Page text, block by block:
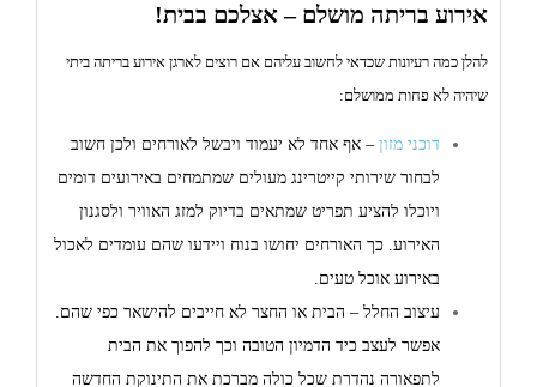
אירוע בריתה מושלם – אצלכם בבית!
להלן כמה רעיונות שכדאי לחשוב עליהם אם רוצים לארגן אירוע בריתה ביתי
שיהיה לא פחות ממושלם:
דוכני מזון – אף אחד לא יעמוד ויבשל לאורחים ולכן חשוב
לבחור שירותי קייטרינג מעולים שמתמחים באירועים דומים
ויוכלו להציע תפריט שמתאים בדיוק למזג האוויר ולסגנון
האירוע. כך האורחים יחושו בנוח ויידעו שהם עומדים לאכול
באירוע אוכל טעים.
עיצוב החלל – הבית או החצר לא חייבים להישאר כפי שהם.
אפשר לעצב כיד הדמיון הטובה וכך להפוך את הבית
לתפאורה נהדרת שכל כולה מברכת את התינוקת החדשה